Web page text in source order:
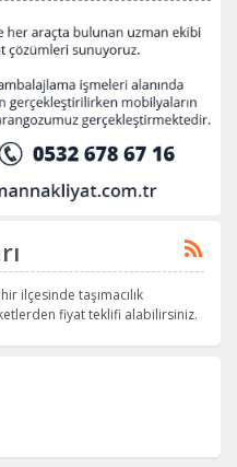
ilçesinde taşımacılık
fiyat teklifi alabilirsiniz.